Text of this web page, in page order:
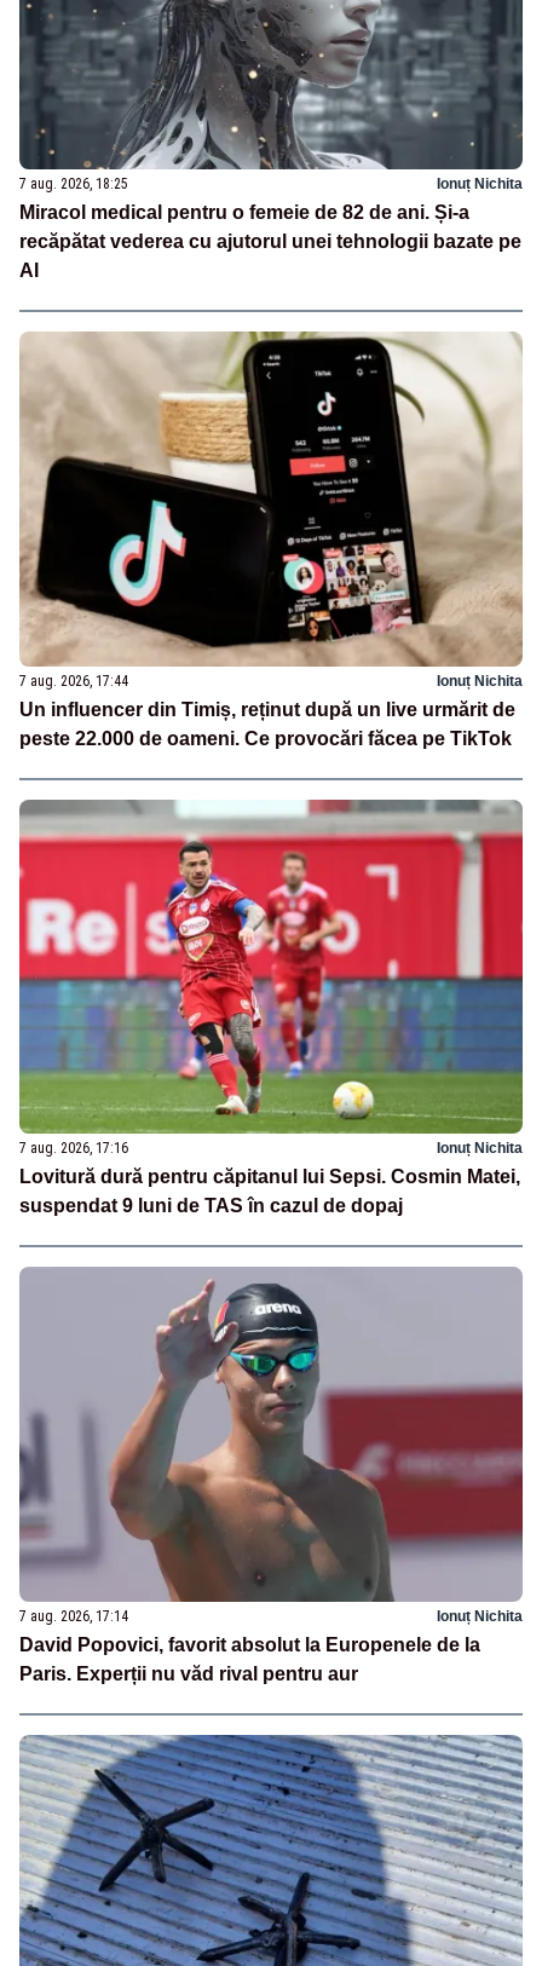
7 aug. 2026, 18:25 Ionuț Nichita
Miracol medical pentru o femeie de 82 de ani. Și-a
recăpătat vederea cu ajutorul unei tehnologii bazate pe
AI
7 aug. 2026, 17:44 Ionuț Nichita
Un influencer din Timiș, reținut după un live urmărit de
peste 22.000 de oameni. Ce provocări făcea pe TikTok
7 aug. 2026, 17:16 Ionuț Nichita
Lovitură dură pentru căpitanul lui Sepsi. Cosmin Matei,
suspendat 9 luni de TAS în cazul de dopaj
7 aug. 2026, 17:14 Ionuț Nichita
David Popovici, favorit absolut la Europenele de la
Paris. Experții nu văd rival pentru aur